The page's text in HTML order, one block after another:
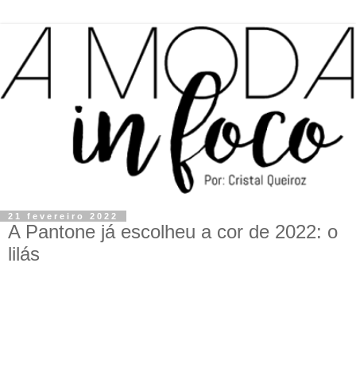
21 fevereiro 2022
A Pantone já escolheu a cor de 2022: o
lilás